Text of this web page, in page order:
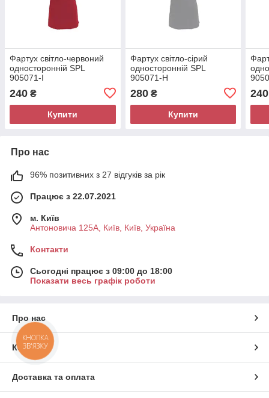
Фартух світло-червоний
односторонній SPL
905071-I
240 ₴
Купити
Фартух світло-сірий
односторонній SPL
905071-H
280₴
Купити
240
Про нас
96% позитивних з 27 відгуків за рік
Працює з 22.07.2021
м. Київ
Антоновича 125А, Київ, Київ, Україна
Контакти
Сьогодні працює з 09:00 до 18:00
Показати весь графік роботи
Про нас
Контакти
Доставка та оплата
КНОПКА
ЗВ'ЯЗКУ